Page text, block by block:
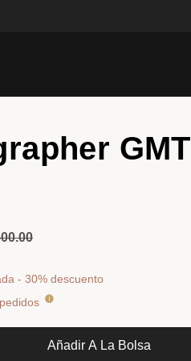
GMT
reducido de
a
- 30% descuento
Añadir A La Bolsa